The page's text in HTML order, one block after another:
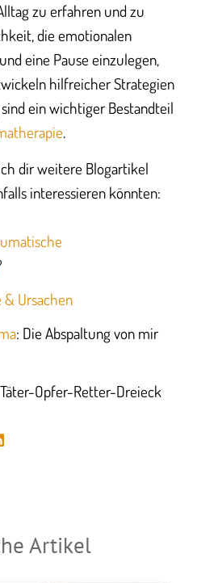
zu erfahren und zu
die emotionalen
eine Pause einzulegen,
hilfreicher Strategien
ein wichtiger Bestandteil
.
dir weitere Blogartikel
interessieren könnten:
Ursachen
: Die Abspaltung von mir
Täter-Opfer-Retter-Dreieck
Artikel